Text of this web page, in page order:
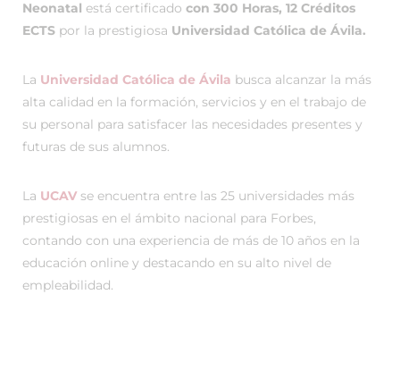
Neonatal está certificado con 300 Horas, 12 Créditos
ECTS por la prestigiosa Universidad Católica de Ávila.
La Universidad Católica de Ávila busca alcanzar la más
alta calidad en la formación, servicios y en el trabajo de
su personal para satisfacer las necesidades presentes y
futuras de sus alumnos.
La UCAV se encuentra entre las 25 universidades más
prestigiosas en el ámbito nacional para Forbes,
contando con una experiencia de más de 10 años en la
educación online y destacando en su alto nivel de
empleabilidad.